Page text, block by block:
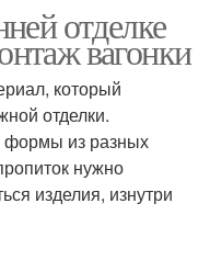
Стен в старом
отделке
вагонки
который
отделки.
формы из разных
нужно
изделия, изнутри